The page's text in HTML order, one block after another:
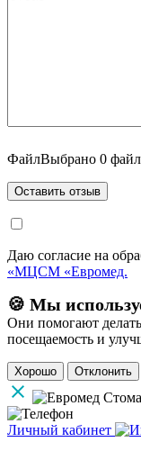
ФайлВыбрано 0
Даю согласие на
«МЦСМ «Евромед.
🍪 Мы
Они помогают
посещаемость и
Хорошо Отклонить
Личный кабинет